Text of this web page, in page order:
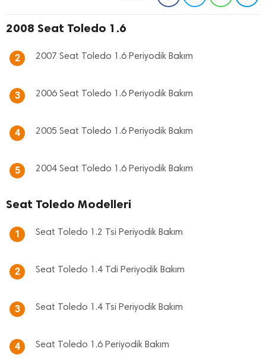
2008 Seat Toledo 1.6
2 2007 Seat Toledo 1.6 Periyodik Bakım
3 2006 Seat Toledo 1.6 Periyodik Bakım
4 2005 Seat Toledo 1.6 Periyodik Bakım
5 2004 Seat Toledo 1.6 Periyodik Bakım
Seat Toledo Modelleri
1 Seat Toledo 1.2 Tsi Periyodik Bakım
2 Seat Toledo 1.4 Tdi Periyodik Bakım
3 Seat Toledo 1.4 Tsi Periyodik Bakım
4 Seat Toledo 1.6 Periyodik Bakım